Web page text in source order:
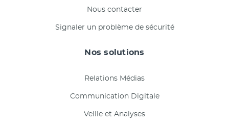
Nous contacter
Signaler un problème de sécurité
Nos solutions
Relations Médias
Communication Digitale
Veille et Analyses